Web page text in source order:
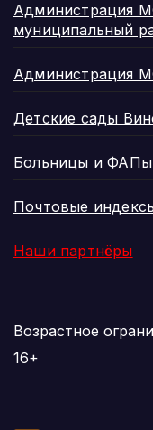
Администрация
муниципальный
Администрация
Детские сады
Больницы и ФАПы
Почтовые
Наши партнёры
Возрастное
16+